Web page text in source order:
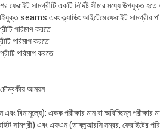
ফেরাইট সামগ্রীটি একটি নির্দিষ্ট সীমার মধ্যে উপযুক্ত
এবং ক্ল্যাডিং আইটেমে ফেরাইট সামগ্রীর
পরিমাপ করতে
পরিমাপ করতে
পরিমাপ করতে
চৌম্বকীয় আনয়ন
বিনামূল্যে): একক পরীক্ষার মান বা অবিচ্ছিন্ন পরীক্ষার
সামগ্রী) এবং এফএন (ডাব্লুআরসি নম্বর, ফেরাইটের